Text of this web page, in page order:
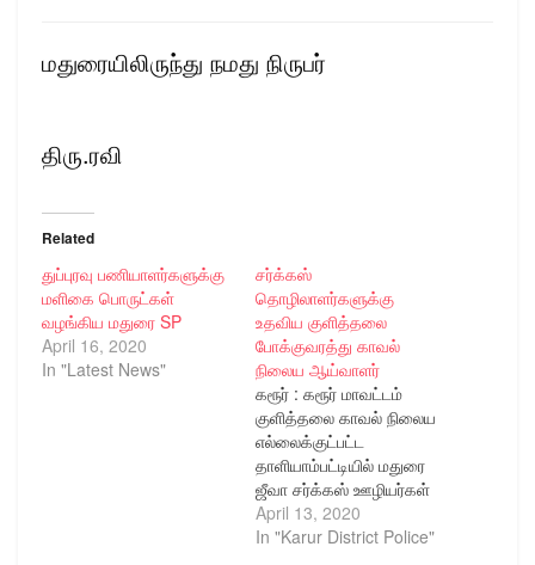
மதுரையிலிருந்து நமது நிருபர்
திரு.ரவி
Related
துப்புரவு பணியாளர்களுக்கு
மளிகை பொருட்கள்
வழங்கிய மதுரை SP
April 16, 2020
In "Latest News"
சர்க்கஸ்
தொழிலாளர்களுக்கு
உதவிய குளித்தலை
போக்குவரத்து காவல்
நிலைய ஆய்வாளர்
கரூர் : கரூர் மாவட்டம்
குளித்தலை காவல் நிலைய
எல்லைக்குட்பட்ட
தாளியாம்பட்டியில் மதுரை
ஜீவா சர்க்கஸ் ஊழியர்கள்
கடந்த 15 நாட்களாக
தங்கியிருப்பதாக கிடைத்த
April 13, 2020
In "Karur District Police"